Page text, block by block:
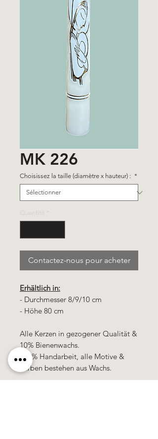
MK 226
Choisissez la taille (diamètre x hauteur) : *
Quantité
Contactez-nous pour acheter
Erhältlich in:
- Durchmesser 8/9/10 cm
- Höhe 80 cm
Alle Kerzen in gezogener Qualität &
10% Bienenwachs.
100% Handarbeit, alle Motive &
Farben bestehen aus Wachs.